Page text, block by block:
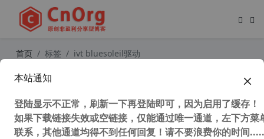
首页 标签 ivt bluesoleil驱动
蓝牙设备管理程序 IVT BlueSoleil (千
本站通知
登陆显示不正常，刷新一下再登陆即可，因为启用了缓存！
如果下载链接失效或空链接，仅能通过唯一通道，左下方菜
联系，其他通道均得不到任何回复！请不要浪费你的时间